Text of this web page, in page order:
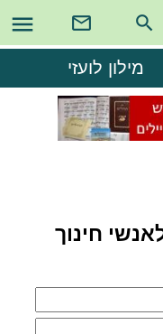

מילון לועזי
חינוך